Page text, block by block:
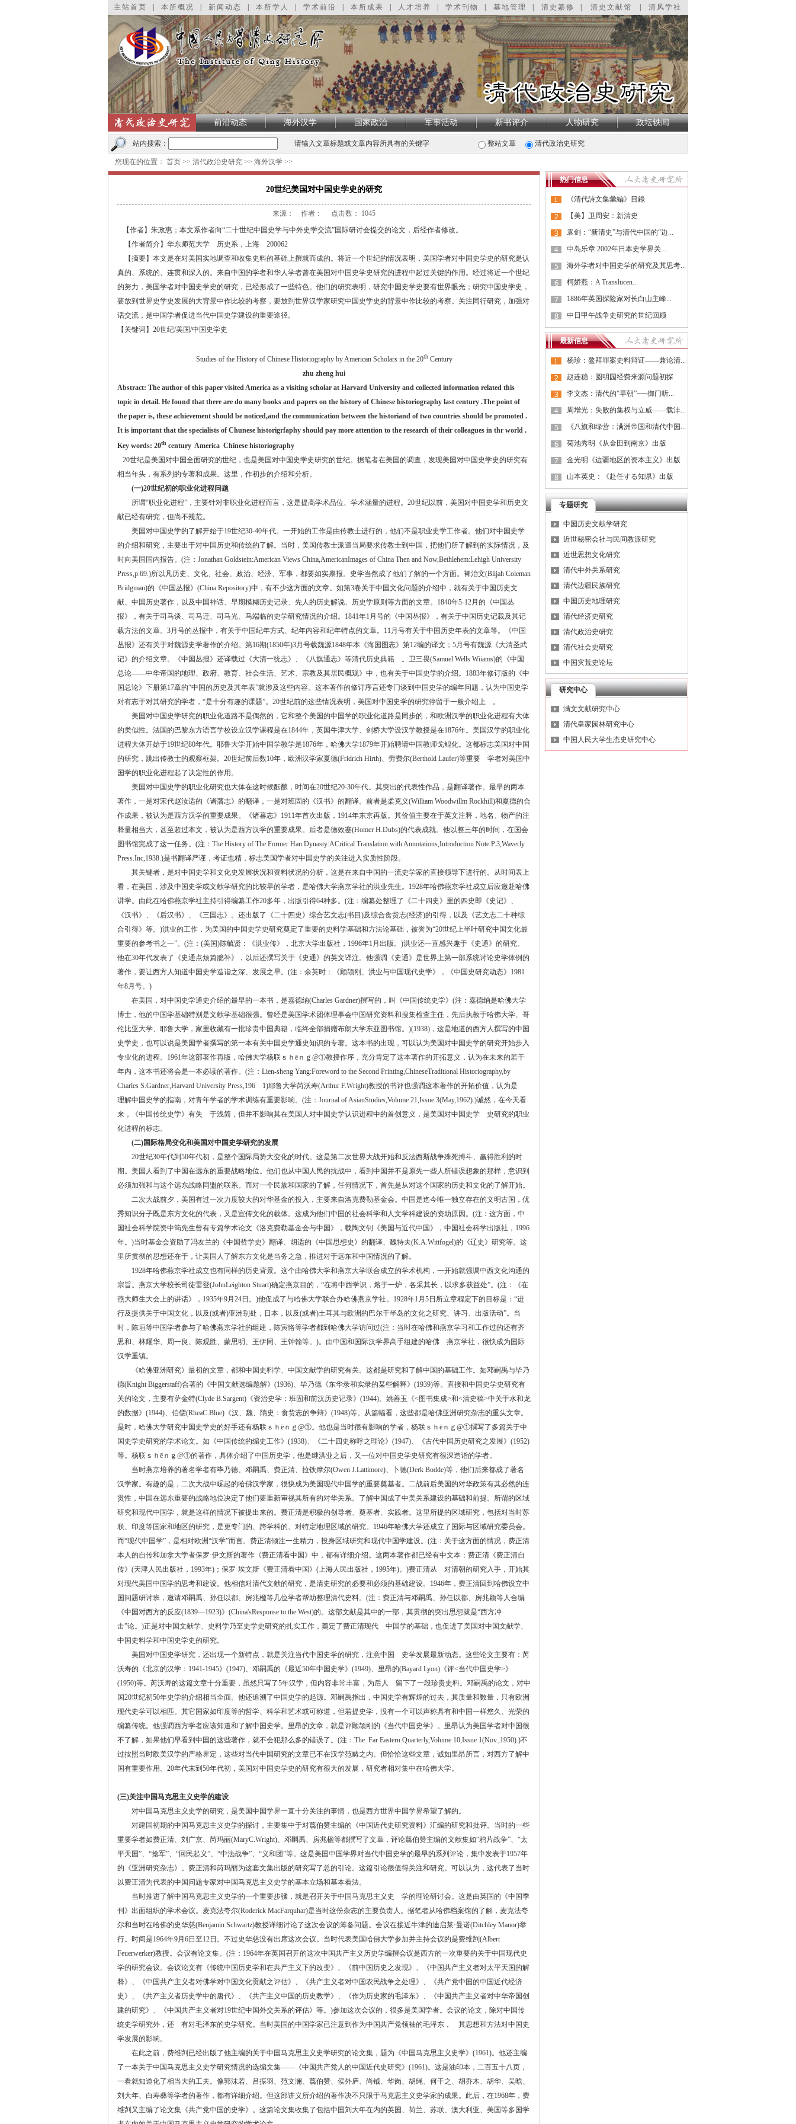
主站首页 本所概况 新闻动态 本所学人 学术前沿 本所成果 人才培养 学术刊物 基地管理 清史纂修 清史文献馆 清风学社
前沿动态 海外汉学 国家政治 军事活动 新书评介 人物研究 政坛轶闻
站内搜索： 请输入文章标题或文章内容所具有的关键字 整站文章 清代政治史研究
您现在的位置： 首页 >> 清代政治史研究 >> 海外汉学 >>
20世纪美国对中国史学史的研究
来源： 作者： 点击数： 1045
【作者】朱政惠；本文系作者向“二十世纪中国史学与中外史学交流”国际研讨会提交的论文，后经作者修改。
【作者简介】华东师范大学 历史系，上海 200062
【摘要】本文是在对美国实地调查和收集史料的基础上撰就而成的。将近一个世纪的情况表明，美国学者对中国史学史的研究是认
真的、系统的、连贯和深入的。来自中国的学者和华人学者曾在美国对中国史学史研究的进程中起过关键的作用。经过将近一个世纪
的努力，美国学者对中国史学史的研究，已经形成了一些特色。他们的研究表明，研究中国史学史要有世界眼光；研究中国史学史，
要放到世界史学史发展的大背景中作比较的考察，要放到世界汉学家研究中国史学史的背景中作比较的考察。关注同行研究，加强对
话交流，是中国学者促进当代中国史学建设的重要途径。
【关键词】 20世纪/美国/中国史学史
Studies of the History of Chinese Historiography by American Scholars in the 20thCentury
zhu zheng hui
Abstract: The author of this paper visitedAmerica as a visiting scholar at Harvard University and collected information related this
topic in detail. He found that there are do many books and papers on the history of Chinese historiography last century .The point of
the paper is, these achievement should be noticed,and the communication between the historiand of two countries should be promoted .
It is important that the specialists of Chunese historigrfaphy should pay more attention to the research of their colleagues in thr world .
Key words: 20th century America Chinese historiography
20世纪是美国对中国全面研究的世纪，也是美国对中国史学史研究的世纪。据笔者在美国的调查，发现美国对中国史学史的研究有
相当年头，有系列的专著和成果。这里，作初步的介绍和分析。
(一)20世纪初的职业化进程问题
所谓“职业化进程” ，主要针对非职业化进程而言，这是提高学术品位、学术涵量的进程。 20世纪以前，美国对中国史学和历史文
献已经有研究，但尚不规范。
美国对中国史学的了解开始于19世纪30-40年代。一开始的工作是由传教士进行的，他们不是职业史学工作者。他们对中国史学
的介绍和研究，主要出于对中国历史和传统的了解。当时，美国传教士派遣当局要求传教士到中国，把他们所了解到的实际情况，及
时向美国国内报告。 (注： Jonathan Goldstein:American Views China,AmericanImages of China Then and Now,Bethlehem:Lehigh University
Press,p.69.)所以凡历史、文化、社会、政治、经济、军事，都要如实禀报。史学当然成了他们了解的一个方面。裨治文(Blijah Coleman
Bridgman)的《中国丛报》 (China Repository)中，有不少这方面的文章。如第3卷关于中国文化问题的介绍中，就有关于中国历史文
献、中国历史著作，以及中国神话、早期模糊历史记录、先人的历史解说、历史学原则等方面的文章。 1840年5-12月的《中国丛
报》，有关于司马谈、司马迁、司马光、马端临的史学研究情况的介绍。 1841年1 月号的《中国丛报》，有关于中国历史记载及其记
载方法的文章。 3月号的丛报中，有关于中国纪年方式、纪年内容和纪年特点的文章。 11 月号有关于中国历史年表的文章等。《中国
丛报》还有关于对魏源史学著作的介绍。第16期(1850年)3月号载魏源1848年本《海国图志》第12编的译文； 5月号有魏源《大清圣武
记》的介绍文章。《中国丛报》还译载过《大清一统志》、《八旗通志》等清代历史典籍 。卫三畏(Samuel Wells Wiiams)的《中国
总论——中华帝国的地理、政府、教育、社会生活、艺术、宗教及其居民概观》中，也有关于中国史学的介绍。 1883年修订版的《中
国总论》下册第17章的“中国的历史及其年表”就涉及这些内容。这本著作的修订序言还专门谈到中国史学的编年问题，认为中国史学
对有志于对其研究的学者， “是十分有趣的课题”。 20世纪前的这些情况表明，美国对中国史学的研究停留于一般介绍上 。
美国对中国史学研究的职业化道路不是偶然的，它和整个美国的中国学的职业化道路是同步的，和欧洲汉学的职业化进程有大体
的类似性。法国的巴黎东方语言学校设立汉学课程是在1844年，英国牛津大学、剑桥大学设汉学教授是在1876年。美国汉学的职业化
进程大体开始于19世纪80年代。耶鲁大学开始中国学教学是1876年，哈佛大学1879年开始聘请中国教师戈鲲化。这都标志美国对中国
的研究，跳出传教士的观察框架。 20世纪前后数10年，欧洲汉学家夏德(Fridrich Hirth)、劳费尔(Berthold Laufer)等重要 学者对美国中
国学的职业化进程起了决定性的作用。
美国对中国史学的职业化研究也大体在这时候酝酿，时间在20世纪20-30年代。其突出的代表性作品，是翻译著作。最早的两本
著作，一是对宋代赵汝适的《诸藩志》的翻译，一是对班固的《汉书》的翻译。前者是柔克义(William Woodwillm Rockhill)和夏德的合
作成果，被认为是西方汉学的重要成果。《诸蕃志》 1911年首次出版， 1914年东京再版。其价值主要在于英文注释，地名、物产的注
释量相当大，甚至超过本文，被认为是西方汉学的重要成果。后者是德效蹇(Homer H.Dubs)的代表成就。他以整三年的时间，在国会
图书馆完成了这一任务。 (注： The History of The Former Han Dynasty:ACritical Translation with Annotations,Introduction Note.P.3,Waverly
Press.Inc,1938.)是书翻译严谨，考证也精，标志美国学者对中国史学的关注进入实质性阶段。
其关键者，是对中国史学和文化史发展状况和资料状况的分析，这是在来自中国的一流史学家的直接领导下进行的。从时间表上
看，在美国，涉及中国史学或文献学研究的比较早的学者，是哈佛大学燕京学社的洪业先生。 1928年哈佛燕京学社成立后应邀赴哈佛
讲学。由此在哈佛燕京学社主持引得编纂工作20多年，出版引得64种多。 (注：编纂处整理了《二十四史》里的四史即《史记》、
《汉书》、《后汉书》、《三国志》。还出版了《二十四史》综合艺文志(书目 )及综合食货志(经济)的引得，以及《艺文志二十种综
合引得》等。 )洪业的工作，为美国的中国史学史研究奠定了重要的史料学基础和方法论基础，被誉为“20世纪上半叶研究中国文化最
重要的参考书之一”。 (注： (美国)陈毓贤：《洪业传》，北京大学出版社， 1996年1 月出版。 )洪业还一直感兴趣于《史通》的研究。
他在30年代发表了《史通点烦篇臆补》，以后还撰写关于《史通》的英文译注。他强调《史通》是世界上第一部系统讨论史学体例的
著作，要让西方人知道中国史学造诣之深、发展之早。 (注：余英时：《顾颉刚、洪业与中国现代史学》，《中国史研究动态》 1981
年8月号。 )
在美国，对中国史学通史介绍的最早的一本书，是嘉德纳(Charles Gardner)撰写的，叫《中国传统史学》 (注：嘉德纳是哈佛大学
博士，他的中国学基础特别是文献学基础很强。曾经是美国学术团体理事会中国研究资料和搜集检查主任，先后执教于哈佛大学、哥
伦比亚大学、耶鲁大学，家里收藏有一批珍贵中国典籍，临终全部捐赠布朗大学东亚图书馆。 )(1938) ，这是地道的西方人撰写的中国
史学史，也可以说是美国学者撰写的第一本有关中国史学通史知识的专著。这本书的出现，可以认为美国对中国史学的研究开始步入
专业化的进程。 1961年这部著作再版，哈佛大学杨联ｓｈ ē ｎｇ @①教授作序，充分肯定了这本著作的开拓意义，认为在未来的若干
年内，这本书还将会是一本必读的著作。 (注： Lien-sheng Yang:Foreword to the Second Printing,ChineseTraditional Historiography,by
Charles S.Gardner,Harvard University Press,196
1)耶鲁大学芮沃寿(Arthur F.Wright)教授的书评也强调这本著作的开拓价值，认为是
理解中国史学的指南，对青年学者的学术训练有重要影响。 (注： Journal of AsianStudies,Volume 21,Issue 3(May,1962).)诚然，在今天看
来，《中国传统史学》有失 于浅简，但并不影响其在美国人对中国史学认识进程中的首创意义，是美国对中国史学 史研究的职业
化进程的标志。
(二)国际格局变化和美国对中国史学研究的发展
20世纪30年代到 50年代初，是整个国际局势大变化的时代。这是第二次世界大战开始和反法西斯战争殊死搏斗、赢得胜利的时
期。美国人看到了中国在远东的重要战略地位。他们也从中国人民的抗战中，看到中国并不是原先一些人所错误想象的那样，意识到
必须加强和与这个远东战略同盟的联系。而对一个民族和国家的了解，任何情况下，首先是从对这个国家的历史和文化的了解开始。
二次大战前夕，美国有过一次力度较大的对华基金的投入，主要来自洛克费勒基金会。中国是迄今唯一独立存在的文明古国，优
秀知识分子既是东方文化的代表，又是宣传文化的载体。这成为他们中国的社会科学和人文学科建设的资助原因。 (注：这方面，中
国社会科学院资中筠先生曾有专篇学术论文《洛克费勒基金会与中国》，载陶文钊《美国与近代中国》，中国社会科学出版社， 1996
年。 )当时基金会资助了冯友兰的《中国哲学史》翻译、胡适的《中国思想史》的翻译、魏特夫(K.A.Wittfogel)的《辽史》研究等。这
里所贯彻的思想还在于，让美国人了解东方文化是当务之急，推进对于远东和中国情况的了解。
1928年哈佛燕京学社成立也有同样的历史背景。这个由哈佛大学和燕京大学联合成立的学术机构，一开始就强调中西文化沟通的
宗旨。燕京大学校长司徒雷登(JohnLeighton Stuart)确定燕京目的， “在将中西学识，熔于一炉，各采其长，以求多获益处”。 (注：《在
燕大师生大会上的讲话》， 1935年9月 24日。 )他促成了与哈佛大学联合办哈佛燕京学社。 1928年1 月 5日所立章程定下的目标是： “进
行及提供关于中国文化，以及(或者)亚洲别处，日本，以及(或者)土耳其与欧洲的巴尔干半岛的文化之研究、讲习、出版活动”。当
时，陈垣等中国学者参与了哈佛燕京学社的组建，陈寅恪等学者都到哈佛大学访问过(注：当时在哈佛和燕京学习和工作过的还有齐
思和、林耀华、周一良、陈观胜、蒙思明、王伊同、王钟翰等。 )。由中国和国际汉学界高手组建的哈佛 燕京学社，很快成为国际
汉学重镇。
《哈佛亚洲研究》最初的文章，都和中国史料学、中国文献学的研究有关。这都是研究和了解中国的基础工作。如邓嗣禹与毕乃
德(Knight Biggerstaff)合著的《中国文献选编题解》 (1936)、毕乃德《东华录和实录的某些解释》 (1939)等。直接和中国史学史研究有
关的论文，主要有萨金特(Clyde B.Sargent) 《资治史学：班固和前汉历史记录》 (1944)、姚善玉《< 图书集成>和<清史稿>中关于水和龙
的数据》 (1944)、伯儒(RheaC.Blue) 《汉、魏、隋史：食货志的争辩》 (1948)等。从篇幅看，这些都是哈佛亚洲研究杂志的重头文章。
是时，哈佛大学研究中国史学史的好手还有杨联ｓｈ ē ｎｇ @①。他也是当时很有影响的学者，杨联ｓｈ ē ｎｇ @①撰写了多篇关于中
国史学史研究的学术论文。如《中国传统的编史工作》 (1938)、《二十四史称呼之理论》 (1947)、《古代中国历史研究之发展》 (1952)
等。杨联ｓｈ ē ｎｇ @①的著作，具体介绍了中国历史学，他是继洪业之后，又一位对中国史学史研究有很深造诣的学者。
当时燕京培养的著名学者有毕乃德、邓嗣禹、费正清、拉铁摩尔(Owen J.Lattimore)、卜德(Derk Bodde)等，他们后来都成了著名
汉学家。有趣的是，二次大战中崛起的哈佛汉学家，很快成为美国现代中国学的重要奠基者。二战前后美国的对华政策有其必然的连
贯性，中国在远东重要的战略地位决定了他们要重新审视其所有的对华关系。了解中国成了中美关系建设的基础和前提。所谓的区域
研究和现代中国学，就是这样的情况下被提出来的。费正清是积极的创导者、奠基者、实践者。这里所提的区域研究，包括对当时苏
联、印度等国家和地区的研究，是更专门的、跨学科的、对特定地理区域的研究。 1946年哈佛大学还成立了国际与区域研究委员会。
而“现代中国学” ，是相对欧洲“汉学”而言。费正清倾注一生精力，投身区域研究和现代中国学建设。 (注：关于这方面的情况，费正清
本人的自传和加拿大学者保罗·伊文斯的著作《费正清看中国》中，都有详细介绍。这两本著作都已经有中文本：费正清《费正清自
传》 (天津人民出版社， 1993年) ；保罗·埃文斯《费正清看中国》 (上海人民出版社， 1995年)。 )费正清从 对清朝的研究入手，开始其
对现代美国中国学的思考和建设。他相信对清代文献的研究，是清史研究的必要和必须的基础建设。 1946年，费正清回到哈佛设立中
国问题研讨班，邀请邓嗣禹、孙任以都、房兆楹等几位学者帮助整理清代史料。 (注：费正清与邓嗣禹、孙任以都、房兆颖等人合编
《中国对西方的反应(1839—1923)》 (China'sResponse to the West)的。这部文献是其中的一部，其贯彻的突出思想就是“西方冲
击”论。 )正是对中国文献学、史料学乃至史学史研究的扎实工作，奠定了费正清现代 中国学的基础，也促进了美国对中国文献学、
中国史料学和中国史学史的研究。
美国对中国史学研究，还出现一个新特点，就是关注当代中国史学的研究，注意中国 史学发展最新动态。这些论文主要有：芮
沃寿的《北京的汉学： 1941-1945》 (1947)、邓嗣禹的《最近50年中国史学》 (1949)、里昂的(Bayard Lyon) 《评<当代中国史学>》
(1950)等。芮沃寿的这篇文章十分重要，虽然只写了5年汉学，但内容非常丰富，为后人 留下了一段珍贵史料。邓嗣禹的论文，对中
国20世纪初50年史学的介绍相当全面。他还追溯了中国史学的起源。邓嗣禹指出，中国史学有辉煌的过去，其质量和数量，只有欧洲
现代史学可以相匹。其它国家如印度等的哲学、科学和艺术或可称道，但若提史学，没有一个可以声称具有和中国一样悠久、光荣的
编纂传统。他强调西方学者应该知道和了解中国史学。里昂的文章，就是评顾颉刚的《当代中国史学》。里昂认为美国学者对中国很
不了解，如果他们早看到中国的这些著作，就不会犯那么多的错误了。 (注： The Far Eastern Quarterly,Volume 10,Issue 1(Nov.,1950).)不
过按照当时欧美汉学的严格界定，这些对当代中国研究的文章已不在汉学范畴之内。但恰恰这些文章，诚如里昂所言，对西方了解中
国有重要作用。 20年代末到 50年代初，美国对中国史学史的研究有很大的发展，研究者相对集中在哈佛大学。
(三)关注中国马克思主义史学的建设
对中国马克思主义史学的研究，是美国中国学界一直十分关注的事情，也是西方世界中国学界希望了解的。
对建国初期的中国马克思主义史学的探讨，主要集中于对翦伯赞主编的《中国近代史研究资料》汇编的研究和批评。当时的一些
重要学者如费正清、刘广京、芮玛丽(MaryC.Wright)、邓嗣禹、房兆楹等都撰写了文章，评论翦伯赞主编的文献集如“鸦片战争”、 “太
平天国”、 “捻军”、 “回民起义”、 “中法战争”、 “义和团”等。这是美国中国学界对当代中国史学的最早的系列评论，集中发表于1957年
的《亚洲研究杂志》。费正清和芮玛丽为这套文集出版的研究写了总的引论。这篇引论很值得关注和研究。可以认为，这代表了当时
以费正清为代表的中国问题专家对中国马克思主义史学的基本立场和基本看法。
当时推进了解中国马克思主义史学的一个重要步骤，就是召开关于中国马克思主义史 学的理论研讨会。这是由英国的《中国季
刊》出面组织的学术会议。麦克法夸尔(Roderick MacFarquhar)是当时这份杂志的主要负责人。据笔者从哈佛档案馆的了解，麦克法夸
尔和当时在哈佛的史华慈(Benjamin Schwartz)教授详细讨论了这次会议的筹备问题。会议在接近牛津的迪启莱·曼诺(Ditchley Manor)举
行。时间是1964年9月 6日至12日。不过史华慈没有出席这次会议。当时代表美国哈佛大学参加并主持会议的是费维剀 (Albert
Feuerwerker)教授。会议有论文集。 (注： 1964年在英国召开的这次中国共产主义历史学编撰会议是西方的一次重要的关于中国现代史
学的研究会议。会议论文有《传统中国历史学和在共产主义下的改变》、《前中国历史之发现》、《中国共产主义者对太平天国的解
释》、《中国共产主义者对佛学对中国文化贡献之评估》、《共产主义者对中国农民战争之处理》、《共产党中国的中国近代经济
史》、《共产主义者历史学中的唐代》、《共产主义中国的历史教学》、《作为历史家的毛泽东》、《中国共产主义者对中华帝国创
建的研究》、《中国共产主义者对19世纪中国外交关系的评估》等。 )参加这次会议的，很多是美国学者。会议的论文，除对中国传
统史学研究外，还 有对毛泽东的史学研究。当时美国的中国学家已注意到作为中国共产党领袖的毛泽东， 其思想和方法对中国史
学发展的影响。
在此之前，费维剀已经出版了他主编的关于中国马克思主义史学研究的论文集，题为《中国马克思主义史学》 (1961)。他还主编
了一本关于中国马克思主义史学研究情况的选编文集—— 《中国共产党人的中国近代史研究》 (1961)。这是油印本，二百五十八页，
一看就知道化了相当大的工夫。像郭沫若、吕振羽、范文澜、翦伯赞、侯外庐、尚钺、华岗、胡绳、何干之、胡乔木、胡华、吴晗、
刘大年、白寿彝等学者的著作，都有详细介绍。但这部讲义所介绍的著作决不只限于马克思主义史学家的成果。此后，在1968年，费
维剀又主编了论文集《共产党中国的史学》。这篇论文集收集了包括中国刘大年在内的英国、荷兰、苏联、澳大利亚、美国等多国学
热门信息
《清代詩文集彙編》目錄
【美】卫周安：新清史
袁剑：“新清史”与清代中国的“边...
中岛乐章:2002年日本史学界关...
海外学者对中国史学的研究及其思考...
柯娇燕：A Translucen...
1886年英国探险家对长白山主峰...
中日甲午战争史研究的世纪回顾
最新信息
杨珍：鳌拜罪案史料辩证——兼论清...
赵连稳：圆明园经费来源问题初探
李文杰：清代的“早朝”──御门听...
周增光：失败的集权与立威——载沣...
《八旗和绿营：满洲帝国和清代中国...
菊池秀明《从金田到南京》出版
金光明《边疆地区的资本主义》出版
山本英史：《赴任する知県》出版
专题研究
中国历史文献学研究
近世秘密会社与民间教派研究
近世思想文化研究
清代中外关系研究
清代边疆民族研究
中国历史地理研究
清代经济史研究
清代政治史研究
清代社会史研究
中国灾荒史论坛
研究中心
满文文献研究中心
清代皇家园林研究中心
中国人民大学生态史研究中心